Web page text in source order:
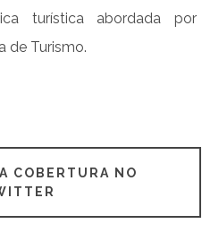
turística abordada por
de Turismo.
COBERTURA NO